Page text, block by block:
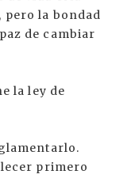
pero la bondad
de cambiar
la ley de
primero